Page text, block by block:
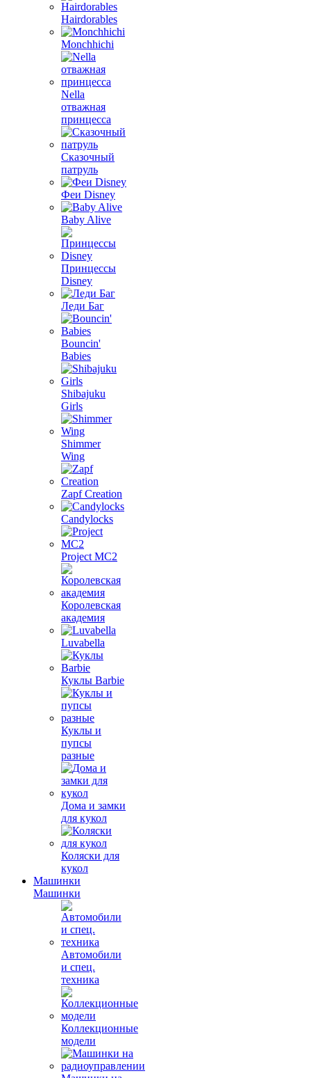
Hairdorables
Monchhichi
Nella
отважная
принцесса
Сказочный
патруль
Феи Disney
Baby Alive
Принцессы
Disney
Леди Баг
Bouncin'
Babies
Shibajuku
Girls
Shimmer
Wing
Zapf Creation
Candylocks
Project MС2
Королевская
академия
Luvabella
Куклы Barbie
Куклы и
пупсы
разные
Дома и замки
для кукол
Коляски для
кукол
Машинки
Машинки
Автомобили
и спец.
техника
Коллекционные
модели